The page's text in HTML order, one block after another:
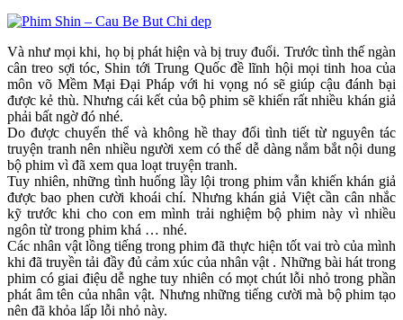
Và như mọi khi, họ bị phát hiện và bị truy đuổi. Trước tình thế ngàn
cân treo sợi tóc, Shin tới Trung Quốc đề lĩnh hội mọi tinh hoa của
môn võ Mềm Mại Đại Pháp với hi vọng nó sẽ giúp cậu đánh bại
được kẻ thù. Nhưng cái kết của bộ phim sẽ khiến rất nhiều khán giả
phải bất ngờ đó nhé.
Do được chuyển thể và không hề thay đổi tình tiết từ nguyên tác
truyện tranh nên nhiều người xem có thể dễ dàng nắm bắt nội dung
bộ phim vì đã xem qua loạt truyện tranh.
Tuy nhiên, những tình huống lầy lội trong phim vẫn khiến khán giả
được bao phen cười khoái chí. Nhưng khán giả Việt cần cân nhắc
kỹ trước khi cho con em mình trải nghiệm bộ phim này vì nhiều
ngôn từ trong phim khá … nhé.
Các nhân vật lồng tiếng trong phim đã thực hiện tốt vai trò của mình
khi đã truyền tải đầy đủ cảm xúc của nhân vật . Những bài hát trong
phim có giai điệu dễ nghe tuy nhiên có mọt chút lỗi nhỏ trong phần
phát âm tên của nhân vật. Nhưng những tiếng cười mà bộ phim tạo
nên đã khỏa lấp lỗi nhỏ này.